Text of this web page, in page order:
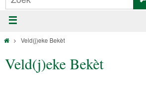
Veld(j)eke Bekèt
Veld(j)eke Bekèt